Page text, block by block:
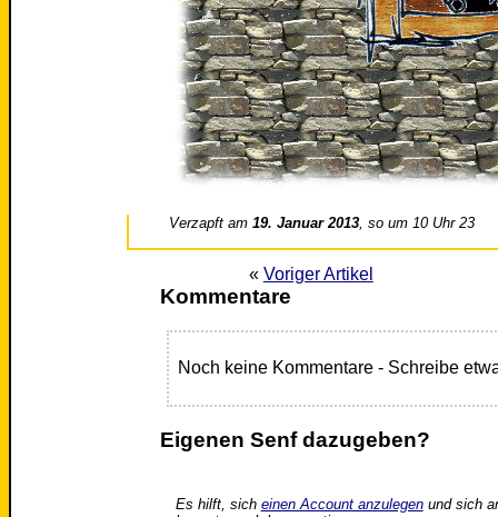
Verzapft am19. Januar 2013, so um 10 Uhr 23
« Voriger Artikel
Kommentare
Noch keine Kommentare - Schreibe
Eigenen Senf dazugeben?
Es hilft, sich einen Account anzulegenund sich